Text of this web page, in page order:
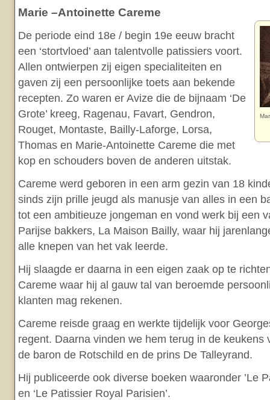
Marie –Antoinette Careme
De periode eind 18e / begin 19e eeuw bracht
een ‘stortvloed’ aan talentvolle patissiers voort.
Allen ontwierpen zij eigen specialiteiten en
gaven zij een persoonlijke toets aan bekende
recepten. Zo waren er Avize die de bijnaam ‘De
Grote’ kreeg, Ragenau, Favart, Gendron,
Rouget, Montaste, Bailly-Laforge, Lorsa,
Thomas en Marie-Antoinette Careme die met
kop en schouders boven de anderen uitstak.
Careme werd geboren in een arm gezin van 18
sinds zijn prille jeugd als manusje van alles in een
tot een ambitieuze jongeman en vond werk bij een
Parijse bakkers, La Maison Bailly, waar hij
alle knepen van het vak leerde.
Hij slaagde er daarna in een eigen zaak op te
Careme waar hij al gauw tal van beroemde
klanten mag rekenen.
Careme reisde graag en werkte tijdelijk voor
regent. Daarna vinden we hem terug in de keukens
de baron de Rotschild en de prins De Talleyrand.
Hij publiceerde ook diverse boeken waaronder ’Le
en ‘Le Patissier Royal Parisien’.